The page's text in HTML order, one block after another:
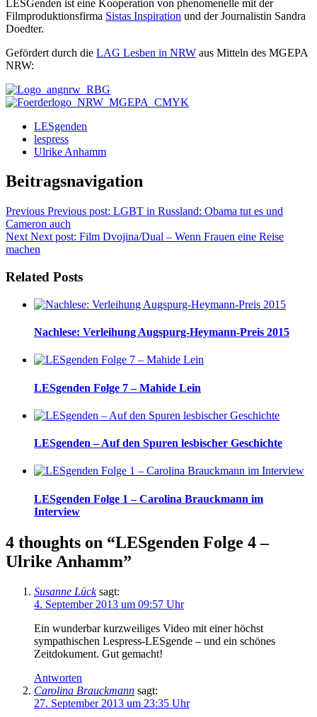
LESGenden ist eine Kooperation von phenomenelle mit der
Filmproduktionsfirma Sistas Inspiration und der Journalistin Sandra
Doedter.
Gefördert durch die LAG Lesben in NRW aus Mitteln des MGEPA
NRW:
LESgenden
lespress
Ulrike Anhamm
Beitragsnavigation
Previous Previous post: LGBT in Russland: Obama tut es und
Cameron auch
Next Next post: Film Dvojina/Dual – Wenn Frauen eine Reise
machen
Related Posts
Nachlese: Verleihung Augspurg-Heymann-Preis 2015
LESgenden Folge 7 – Mahide Lein
LESgenden – Auf den Spuren lesbischer Geschichte
LESgenden Folge 1 – Carolina Brauckmann im
Interview
4 thoughts on “LESgenden Folge 4 –
Ulrike Anhamm”
Susanne Lück sagt:
4. September 2013 um 09:57 Uhr
Ein wunderbar kurzweiliges Video mit einer höchst
sympathischen Lespress-LESgende – und ein schönes
Zeitdokument. Gut gemacht!
Antworten
Carolina Brauckmann sagt:
27. September 2013 um 23:35 Uhr